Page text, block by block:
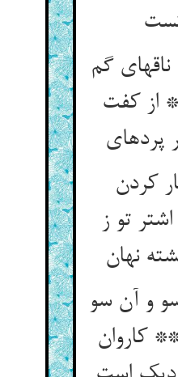
گم
از کفت
پرده‏ای‏
کردن
تو ز
نهان‏
و آن سو
کاروان